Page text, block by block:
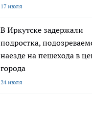
17 июля
В Иркутске задержали
подростка,
наезде на пешехода в
города
24 июля